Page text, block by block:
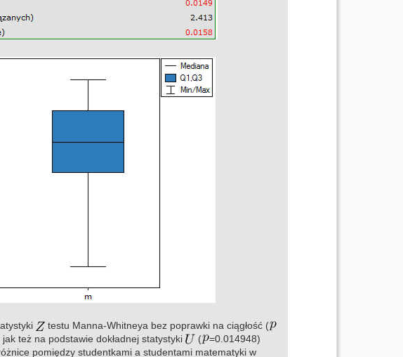
testu Manna-Whitneya bez poprawki na ciągłość (
, jak też na podstawie dokładnej statystyki (
=0.014948)
pomiędzy studentkami a studentami matematyki w